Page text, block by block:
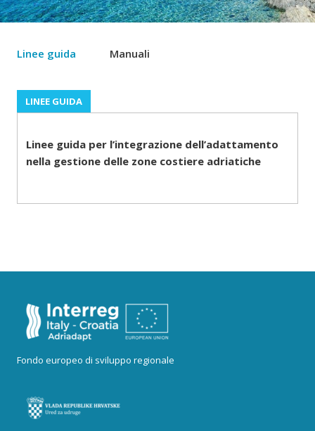
Linee guida Manuali
LINEE GUIDA
Linee guida per l’integrazione dell’adattamento
nella gestione delle zone costiere adriatiche
Fondo europeo di sviluppo regionale